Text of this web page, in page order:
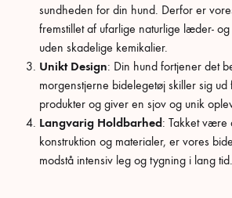
sundheden for din hund. Derfor er
fremstillet af ufarlige naturlige læder-
uden skadelige kemikalier.
Unikt Design: Din hund fortjener det
morgenstjerne bidelegetøj skiller sig
produkter og giver en sjov og unik
Langvarig Holdbarhed: Takket være
konstruktion og materialer, er vores
modstå intensiv leg og tygning i lang tid.